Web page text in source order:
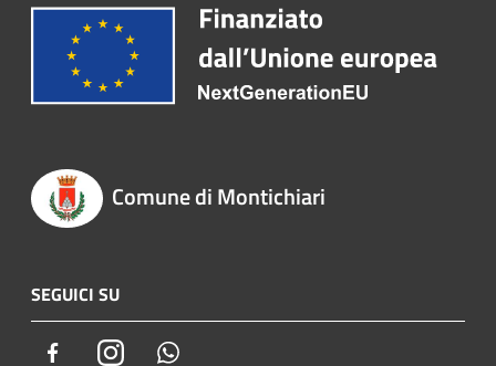
Comune di Montichiari
SEGUICI SU
FacebookInstagram